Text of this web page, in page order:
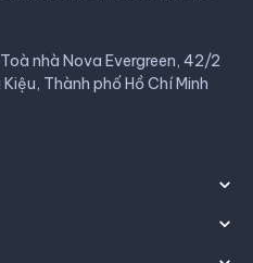
nhà Nova Evergreen, 42/2
Thành phố Hồ Chí Minh